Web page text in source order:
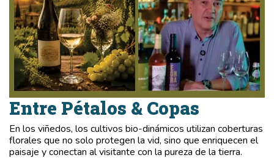
Entre Pétalos & Copas
En los viñedos, los cultivos bio-dinámicos utilizan coberturas
florales que no solo protegen la vid, sino que enriquecen el
paisaje y conectan al visitante con la pureza de la tierra.